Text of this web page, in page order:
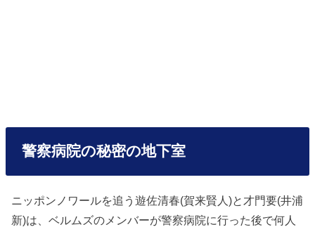
警察病院の秘密の地下室
ニッポンノワールを追う遊佐清春(賀来賢人)と才門要(井浦
新)は、ベルムズのメンバーが警察病院に行った後で何人